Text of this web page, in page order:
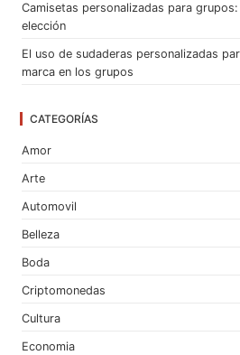
Camisetas personalizadas para
elección
El uso de sudaderas personalizadas
marca en los grupos
CATEGORÍAS
Amor
Arte
Automovil
Belleza
Boda
Criptomonedas
Cultura
Economia